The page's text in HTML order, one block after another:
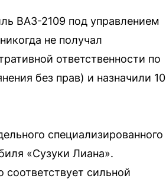
ВАЗ-2109 под управлением
не получал
ответственности по
без прав) и назначили 10
специализированного
«Сузуки Лиана».
сильной